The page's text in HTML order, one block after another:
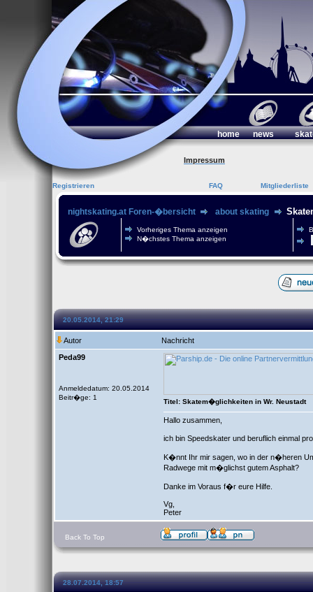
home news
Impressum
Registrieren FAQ Mitgliederliste
nightskating.at Foren-�bersicht about skating
Vorheriges Thema anzeigen
N�chstes Thema anzeigen
20.05.2014, 21:29
Autor
Nachricht
Peda99
Anmeldedatum: 20.05.2014
Beitr�ge: 1
Titel: Skatem�glichkeiten in Wr. Neustadt
Hallo zusammen,
ich bin Speedskater und beruflich einmal
K�nnt Ihr mir sagen, wo in der n�heren
Radwege mit m�glichst gutem Asphalt?
Danke im Voraus f�r eure Hilfe.
Vg,
Peter
Back To Top
28.07.2014, 18:57